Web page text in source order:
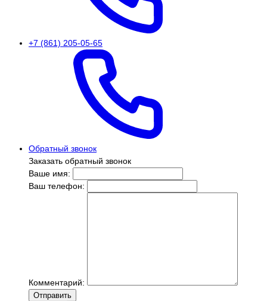
+7 (861) 205-05-65
Обратный звонок
Заказать обратный звонок
Ваше имя:
Ваш телефон:
Комментарий:
Отправить